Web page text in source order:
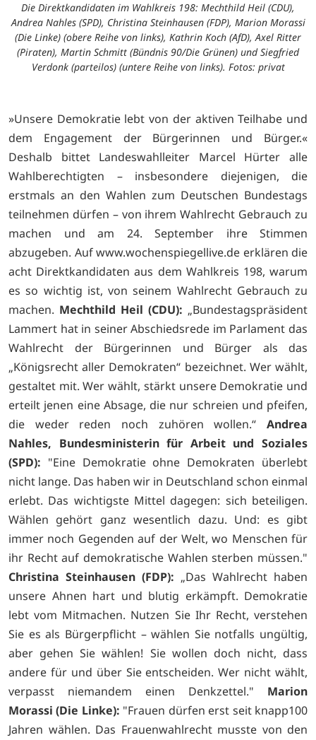
Die Direktkandidaten im Wahlkreis 198: Mechthild Heil (CDU),
Andrea Nahles (SPD), Christina Steinhausen (FDP), Marion Morassi
(Die Linke) (obere Reihe von links), Kathrin Koch (AfD), Axel Ritter
(Piraten), Martin Schmitt (Bündnis 90/Die Grünen) und Siegfried
Verdonk (parteilos) (untere Reihe von links). Fotos: privat
»Unsere Demokratie lebt von der aktiven Teilhabe und
dem Engagement der Bürgerinnen und Bürger.«
Deshalb bittet Landeswahlleiter Marcel Hürter alle
Wahlberechtigten – insbesondere diejenigen, die
erstmals an den Wahlen zum Deutschen Bundestags
teilnehmen dürfen – von ihrem Wahlrecht Gebrauch zu
machen und am 24. September ihre Stimmen
abzugeben. Aufwww.wochenspiegellive.de erklären die
acht Direktkandidaten aus dem Wahlkreis 198, warum
es so wichtig ist, von seinem Wahlrecht Gebrauch zu
machen. Mechthild Heil (CDU): „Bundestagspräsident
Lammert hat in seiner Abschiedsrede im Parlament das
Wahlrecht der Bürgerinnen und Bürger als das
„Königsrecht aller Demokraten“ bezeichnet. Wer wählt,
gestaltet mit. Wer wählt, stärkt unsere Demokratie und
erteilt jenen eine Absage, die nur schreien und pfeifen,
die weder reden noch zuhören wollen.“ Andrea
Nahles, Bundesministerin für Arbeit und Soziales
(SPD): "Eine Demokratie ohne Demokraten überlebt
nicht lange. Das haben wir in Deutschland schon einmal
erlebt. Das wichtigste Mittel dagegen: sich beteiligen.
Wählen gehört ganz wesentlich dazu. Und: es gibt
immer noch Gegenden auf der Welt, wo Menschen für
ihr Recht auf demokratische Wahlen sterben müssen."
Christina Steinhausen (FDP): „Das Wahlrecht haben
unsere Ahnen hart und blutig erkämpft. Demokratie
lebt vom Mitmachen. Nutzen Sie Ihr Recht, verstehen
Sie es als Bürgerpflicht – wählen Sie notfalls ungültig,
aber gehen Sie wählen! Sie wollen doch nicht, dass
andere für und über Sie entscheiden. Wer nicht wählt,
verpasst niemandem einen Denkzettel." Marion
Morassi (Die Linke): "Frauen dürfen erst seit knapp100
Jahren wählen. Das Frauenwahlrecht musste von den